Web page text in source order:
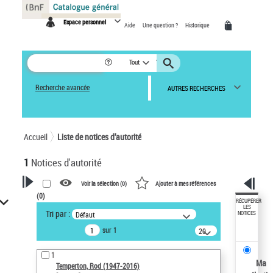
Espace personnel Aide Une question ? Historique
Tout
Recherche avancée AUTRES RECHERCHES
Accueil Liste de notices d’autorité
1 Notices d'autorité
VOTRE RECHERCHE
Recherche avancée dans les
notices d’autorité
Œuvres liées à l'auteur :
Temperton, Rod (1947-2016)
Voir la sélection (0) Ajouter à mes références
(0)
Tri par : Défaut
sur 1
20
résultats/page
1
Temperton, Rod (1947-2016)
RÉCUPÉRER
LES
NOTICES
Ma
Panneau de gestion des cookies